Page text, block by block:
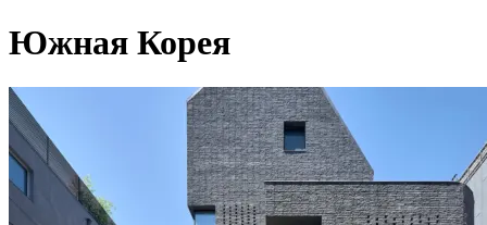
Южная Корея